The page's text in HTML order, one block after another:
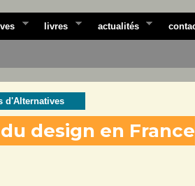
livres actualités
d'Alternatives
design en France